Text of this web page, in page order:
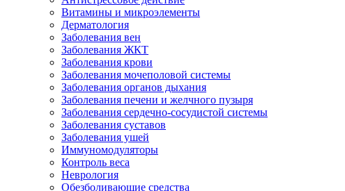
Витамины и микроэлементы
Дерматология
Заболевания вен
Заболевания ЖКТ
Заболевания крови
Заболевания мочеполовой системы
Заболевания органов дыхания
Заболевания печени и желчного пузыря
Заболевания сердечно-сосудистой системы
Заболевания суставов
Заболевания ушей
Иммуномодуляторы
Контроль веса
Неврология
Обезболивающие средства